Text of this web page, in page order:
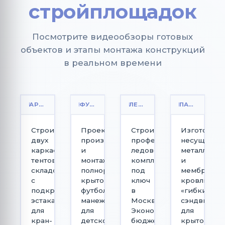
стройплощадок
Посмотрите видеообзоры готовых
объектов и этапы монтажа конструкций
в реальном времени
АРОЧНЫЙ СКЛАД 27Х100М | АО «БРОК-ИНВЕСТ»
Строительство
двух
каркасно-
тентовых
складов
с
подкрановыми
эстакадами
для
кран-
ФУТБОЛЬНЫЙ МАНЕЖ 55Х92М | АКАДЕМИЯ КОНОПЛЕВА
Проектирование,
производство
и
монтаж
полноразмерного
крытого
футбольного
манежа
для
детско-
ЛЕДОВАЯ АРЕНА 44Х82М | «ЛЕД НА МОСФИЛЬМОВСКОЙ»
Строительство
профессионального
ледового
комплекса
под
ключ
в
Москве.
Экономия
бюджета
ПАДЕЛ-ТЕННИС КОРТ | АКАДЕМИЯ «PLAY PARK»
несущих
и
кровли
«гибкий
сэндвич»
для
крытой